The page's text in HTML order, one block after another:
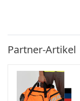
Partner-Artikel